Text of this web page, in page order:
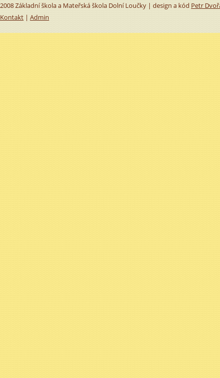
2008 Základní škola a Mateřská škola Dolní Loučky | design a kód Petr
Kontakt | Admin